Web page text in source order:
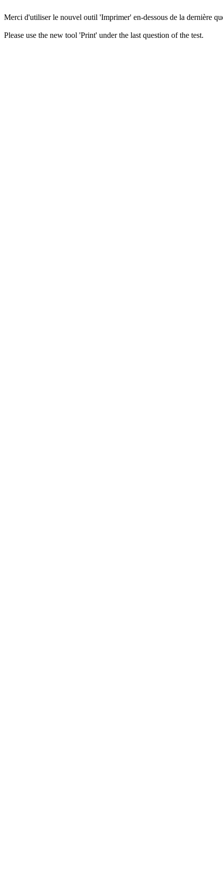
Merci d'utiliser le nouvel outil 'Imprimer' en-dessous de la dernière
Please use the new tool 'Print' under the last question of the test.